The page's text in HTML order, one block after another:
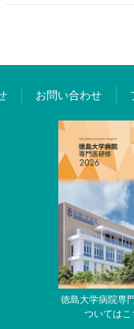
お問い合わせ